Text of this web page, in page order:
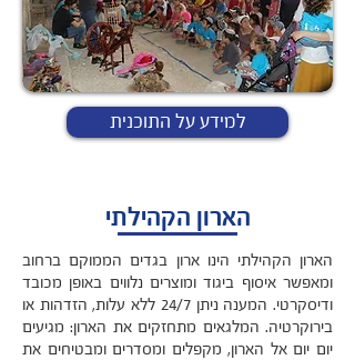
למידע על התוכנית
הארון הקהילתי
הארון הקהילתי הינו ארון בגדים הממוקם ברחוב
ומאפשר איסוף ביגוד ומוצרים נלווים באופן מכובד
ודיסקרטי. המענה ניתן 24/7 ללא עלות, הזדהות או
בירוקרטיה. המלגאים מתחזקים את הארון: מגיעים
יום יום אל הארון, מקפלים ומסדרים ומבטיחים את